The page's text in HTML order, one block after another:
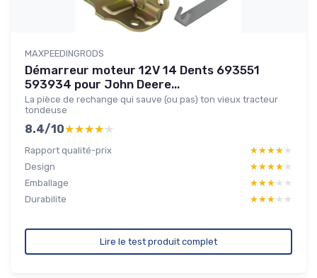
MAXPEEDINGRODS
Démarreur moteur 12V 14 Dents 693551
593934 pour John Deere...
La pièce de rechange qui sauve (ou pas) ton vieux tracteur
tondeuse
8.4/10★★★★★
★★★★★
Rapport qualité-prix ★★★★★
★★★★★
Design
★★★★★
★★★★★
Emballage
★★★★★
★★★★★
Durabilite
★★★★★
★★★★★
Lire le test produit complet